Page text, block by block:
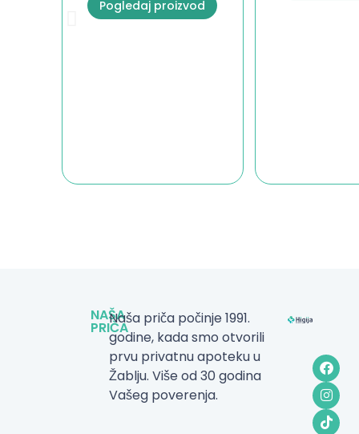
Pogledaj proizvod
NAŠA
PRIČA
Naša priča počinje 1991.
godine, kada smo otvorili
prvu privatnu apoteku u
Žablju. Više od 30 godina
Vašeg poverenja.